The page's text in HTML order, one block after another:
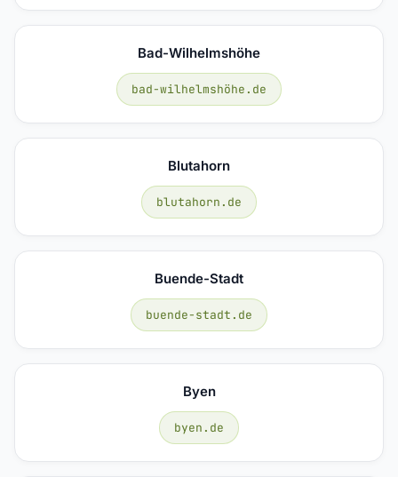
Bad-Wilhelmshöhe
bad-wilhelmshöhe.de
Blutahorn
blutahorn.de
Buende-Stadt
buende-stadt.de
Byen
byen.de